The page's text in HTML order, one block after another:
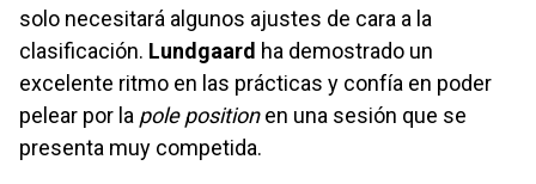
solo necesitará algunos ajustes de cara a la
clasificación. Lundgaard ha demostrado un
excelente ritmo en las prácticas y confía en poder
pelear por la pole positionen una sesión que se
presenta muy competida.